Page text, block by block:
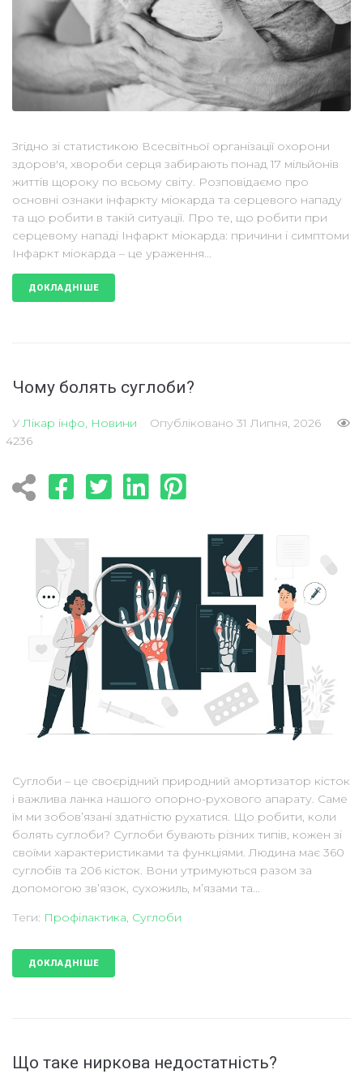
Згідно зі статистикою Всесвітньої організації охорони
здоров'я, хвороби серця забирають понад 17 мільйонів
життів щороку по всьому світу. Розповідаємо про
основні ознаки інфаркту міокарда та серцевого нападу
та що робити в такій ситуації. Про те, що робити при
серцевому нападі Інфаркт міокарда: причини і симптоми
Інфаркт міокарда – це ураження...
ДОКЛАДНІШЕ
Чому болять суглоби?
УЛікар інфо, Новини Опубліковано 31 Липня, 2026
4236
Суглоби – це своєрідний природний амортизатор кісток
і важлива ланка нашого опорно-рухового апарату. Саме
їм ми зобов’язані здатністю рухатися. Що робити, коли
болять суглоби? Суглоби бувають різних типів, кожен зі
своїми характеристиками та функціями. Людина має 360
суглобів та 206 кісток. Вони утримуються разом за
допомогою зв’язок, сухожиль, м’язами та...
Теги: Профілактика, Суглоби
ДОКЛАДНІШЕ
Що таке ниркова недостатність?